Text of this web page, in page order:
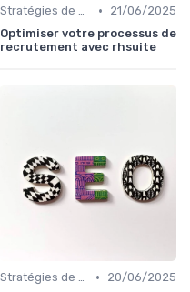
Stratégies de Recrutement Digital •
21/06/2025
Optimiser votre processus de
recrutement avec rhsuite
Stratégies de Recrutement Digital •
20/06/2025